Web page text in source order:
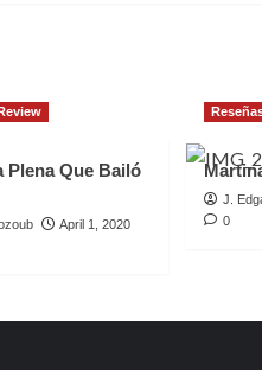
Review
Plena Que Bailó
April 1, 2020
J.
0